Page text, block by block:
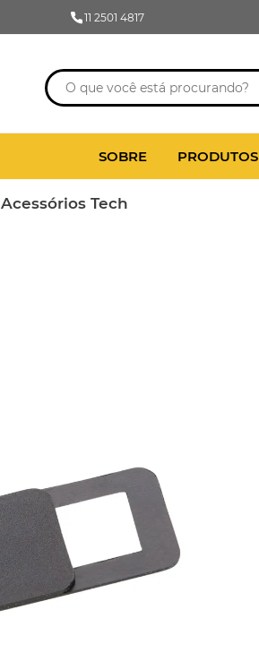
11 2501 4817
SOBRE PRODUTOS
Acessórios Tech